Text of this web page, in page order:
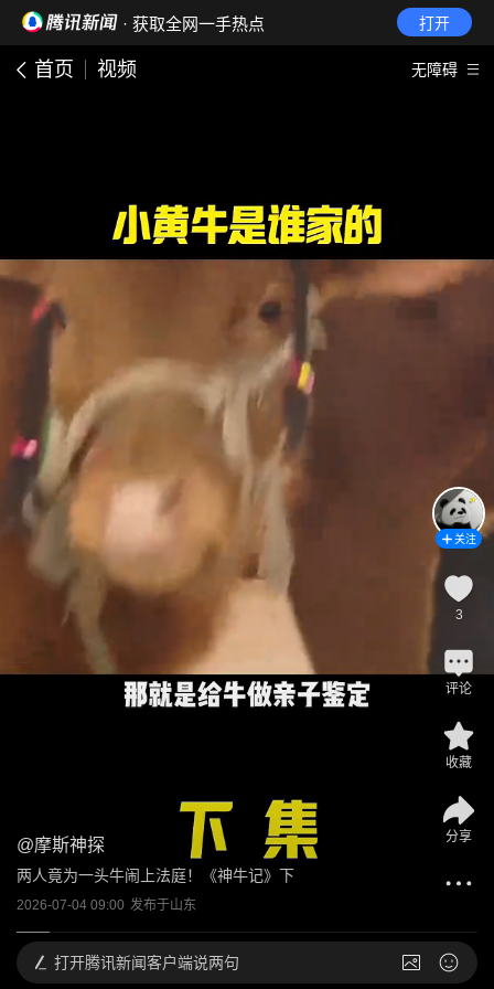
· 获取全网一手热点 打开
首页 视频 无障碍
@摩斯神探
两人竟为一头牛闹上法庭！《神牛记》下
2026-07-04 09:00 发布于山东
关注
3
评论
收藏
分享
打开腾讯新闻客户端说两句